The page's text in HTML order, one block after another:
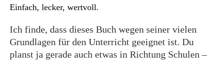
Einfach, lecker, wertvoll.
Ich finde, dass dieses Buch wegen seiner vielen
Grundlagen für den Unterricht geeignet ist. Du
planst ja gerade auch etwas in Richtung Schulen –